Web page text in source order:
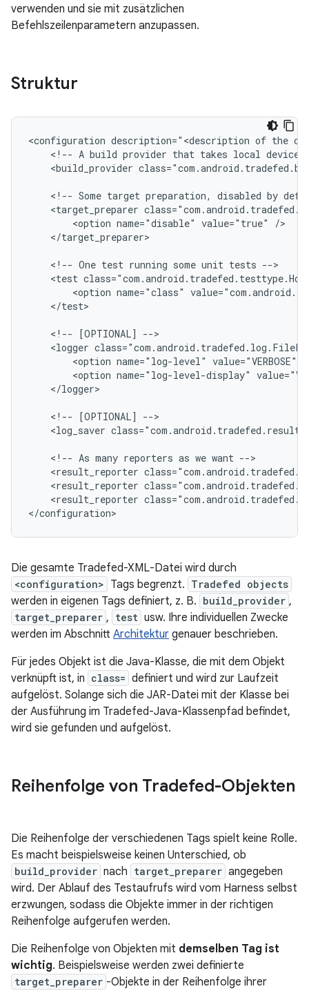
verwenden und sie mit zusätzlichen
Befehlszeilenparametern anzupassen.
Struktur
<configuration description="<description of the
<!-- A build provider that takes local device
<build_provider
<!-- Some target preparation, disabled by
<target_preparer
<option name="disable" value="true"
</target_preparer>
<!-- One test running some unit tests
<test
<option name="class"
</test>
<!-- [OPTIONAL]
<logger
<option name="log-level" value="VERBOSE"
<option name="log-level-display"
</logger>
<!-- [OPTIONAL]
<log_saver
<!-- As many reporters as we want
<result_reporter
<result_reporter
<result_reporter
Die gesamte Tradefed-XML-Datei wird durch
<configuration> Tags begrenzt. Tradefed objects
werden in eigenen Tags definiert, z. B. build_provider ,
target_preparer , test usw. Ihre individuellen Zwecke
werden im Abschnitt Architektur genauer beschrieben.
Für jedes Objekt ist die Java-Klasse, die mit dem Objekt
verknüpft ist, in class= definiert und wird zur Laufzeit
aufgelöst. Solange sich die JAR-Datei mit der Klasse bei
der Ausführung im Tradefed-Java-Klassenpfad befindet,
wird sie gefunden und aufgelöst.
Reihenfolge von Tradefed-Objekten
Die Reihenfolge der verschiedenen Tags spielt keine Rolle.
Es macht beispielsweise keinen Unterschied, ob
build_provider nach target_preparer angegeben
wird. Der Ablauf des Testaufrufs wird vom Harness selbst
erzwungen, sodass die Objekte immer in der richtigen
Reihenfolge aufgerufen werden.
Die Reihenfolge von Objekten mit demselben Tag ist
wichtig. Beispielsweise werden zwei definierte
target_preparer -Objekte in der Reihenfolge ihrer